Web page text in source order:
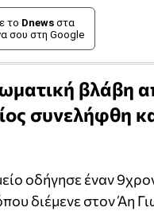
το Dnews στα
σου στη Google
βλάβη
συνελήφθη
οδήγησε έναν
διέμενε στον Άη